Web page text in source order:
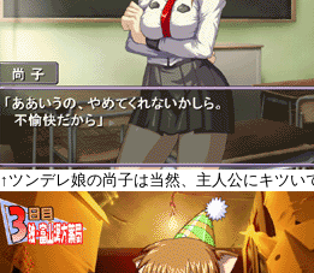
↑ツンデレ娘の尚子は当然、主人公にキツ